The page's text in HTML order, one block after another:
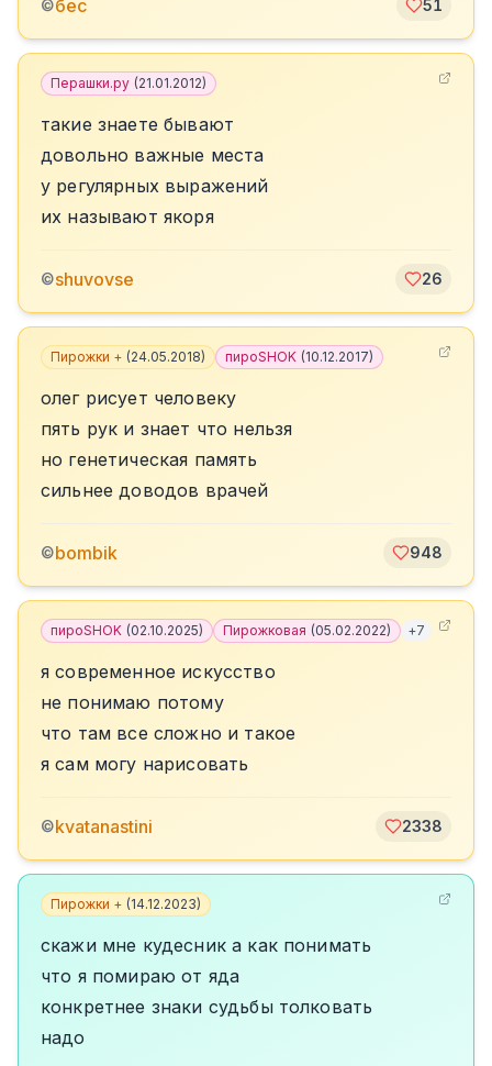
©бес 51
Перашки.ру (21.01.2012)
такие знаете бывают
довольно важные места
у регулярных выражений
их называют якоря
©shuvovse 26
Пирожки + (24.05.2018) пироSHOK (10.12.2017)
олег рисует человеку
пять рук и знает что нельзя
но генетическая память
сильнее доводов врачей
©bombik 948
пироSHOK (02.10.2025) Пирожковая (05.02.2022) +7
я современное искусство
не понимаю потому
что там все сложно и такое
я сам могу нарисовать
©kvatanastini 2338
Пирожки + (14.12.2023)
скажи мне кудесник а как понимать
что я помираю от яда
конкретнее знаки судьбы толковать
надо